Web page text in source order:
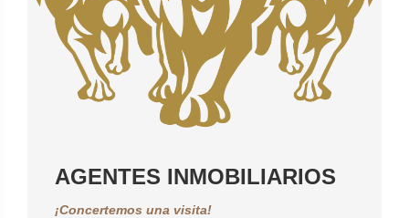
AGENTES INMOBILIARIOS
¡Concertemos una visita!